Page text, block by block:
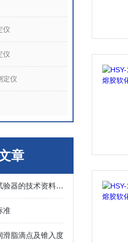
仪
仪
定仪
章
全自动闭口闪点试验器的技术资料和指标标准
准
滑脂滴点及锥入度